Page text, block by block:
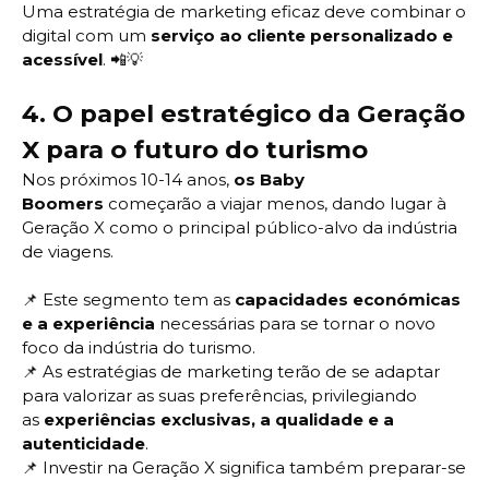
Uma estratégia de marketing eficaz deve combinar o
digital com um serviço ao cliente personalizado e
acessível. 📲💡
4. O papel estratégico da Geração
X para o futuro do turismo
Nos próximos 10-14 anos, os Baby
Boomers começarão a viajar menos, dando lugar à
Geração X como o principal público-alvo da indústria
de viagens.
📌 Este segmento tem as capacidades económicas
e a experiência necessárias para se tornar o novo
foco da indústria do turismo.
📌 As estratégias de marketing terão de se adaptar
para valorizar as suas preferências, privilegiando
as experiências exclusivas, a qualidade e a
autenticidade.
📌 Investir na Geração X significa também preparar-se